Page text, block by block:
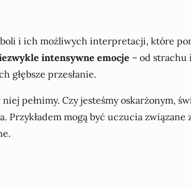
i ich możliwych interpretacji, które
intensywne emocje – od strachu
głębsze przesłanie.
pełnimy. Czy jesteśmy oskarżonym,
mogą być uczucia związane